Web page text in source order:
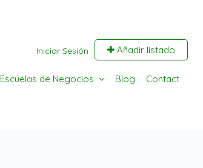
Iniciar Sesión Añadir listado
Escuelas de Negocios Blog Contact